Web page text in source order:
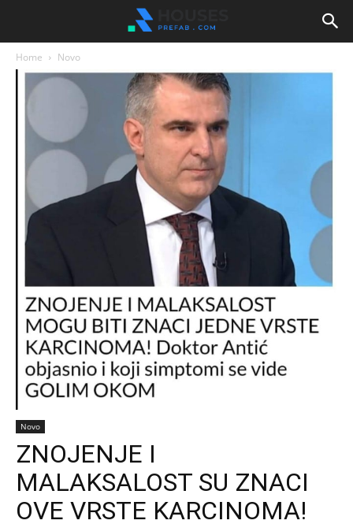
Home Novo
Novo
ZNOJENJE I
MALAKSALOST SU ZNACI
OVE VRSTE KARCINOMA!